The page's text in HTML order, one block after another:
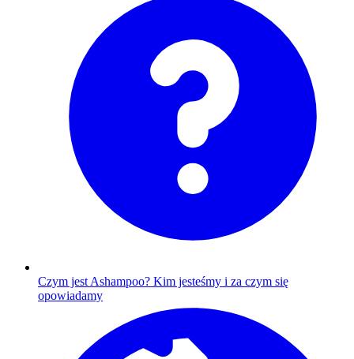
Czym jest Ashampoo? Kim jesteśmy i za czym się
opowiadamy